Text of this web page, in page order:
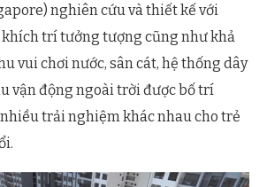
nghiên cứu và thiết kế với
trí tưởng tượng cũng như khả
vui chơi nước, sân cát, hệ thống dây
vận động ngoài trời được bố trí
trải nghiệm khác nhau cho trẻ